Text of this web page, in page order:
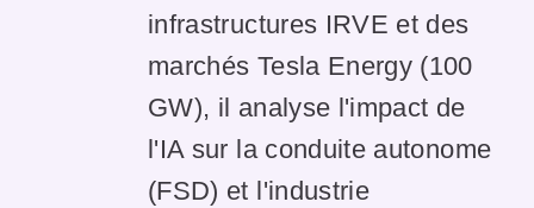
infrastructures IRVE et des
marchés Tesla Energy (100
GW), il analyse l'impact de
l'IA sur la conduite autonome
(FSD) et l'industrie